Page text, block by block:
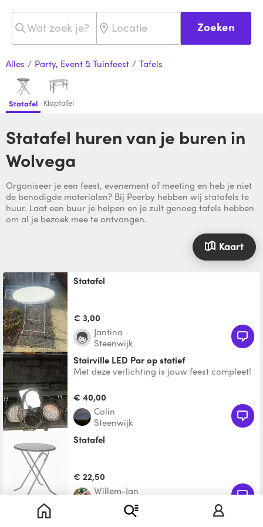
Zoeken
Alles / Party, Event & Tuinfeest / Tafels
Statafel Klaptafel
Statafel huren van je buren in
Wolvega
Organiseer je een feest, evenement of meeting en heb je niet
de benodigde materialen? Bij Peerby hebben wij statafels te
huur. Laat een buur je helpen en je zult genoeg tafels hebben
om al je bezoek mee te ontvangen.
Kaart
Statafel
€ 3,00
Jantina
Steenwijk
Stairville LED Par op statief
Met deze verlichting is jouw feest compleet!
bij te huren)
€ 40,00
Colin
Steenwijk
statafel
€ 22,50
Willem-Jan
Wolvega
Toon nog 2 vergelijkbare producten